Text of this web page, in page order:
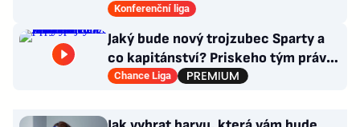
klíčem k modernímu stylu
Konferenční liga
Jaký bude nový trojzubec Sparty a
co kapitánství? Priskeho tým právě
prochází radikální změnou
Chance Liga